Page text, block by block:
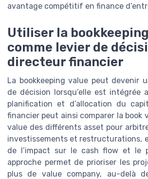
avantage compétitif en finance
Utiliser la
comme levier de
directeur financier
La bookkeeping value peut devenir
de décision lorsqu’elle est intégrée
planification et d’allocation du
financier peut ainsi comparer la book
value des différents asset pour
investissements et restructurations,
de l’impact sur le cash flow et le
approche permet de prioriser les
plus de value company, au-delà